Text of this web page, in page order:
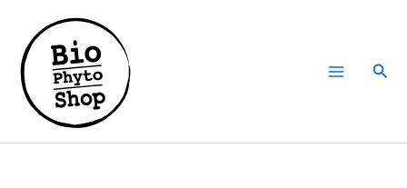
contenu